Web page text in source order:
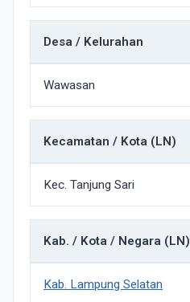
Desa / Kelurahan
Wawasan
Kecamatan / Kota (LN)
Kec. Tanjung Sari
Kab. / Kota / Negara (LN)
Kab. Lampung Selatan